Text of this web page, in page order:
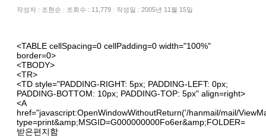
작성자 : 조현순 | 조회수 : 11,779 | 작성일 : 2005년 11월 15일
<TABLE cellSpacing=0 cellPadding=0 width="100%"
border=0>
<TBODY>
<TR>
<TD style="PADDING-RIGHT: 5px; PADDING-LEFT: 0px;
PADDING-BOTTOM: 10px; PADDING-TOP: 5px" align=right>
<A
href="javascript:OpenWindowWithoutReturn('/hanmail/mail/
type=print&amp;MSGID=G000000000Fo6er&amp;FOLDER=
받은편지함